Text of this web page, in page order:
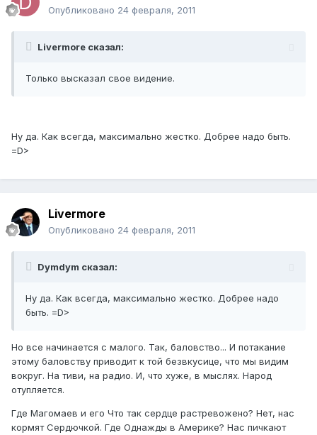
Опубликовано 24 февраля, 2011
Livermore сказал:
Только высказал свое видение.
Ну да. Как всегда, максимально жестко. Добрее надо быть.
=D>
Livermore
Опубликовано 24 февраля, 2011
Dymdym сказал:
Ну да. Как всегда, максимально жестко. Добрее надо
быть. =D>
Но все начинается с малого. Так, баловство... И потакание
этому баловству приводит к той безвкусице, что мы видим
вокруг. На тиви, на радио. И, что хуже, в мыслях. Народ
отупляется.
Где Магомаев и его Что так сердце растревожено? Нет, нас
кормят Сердючкой. Где Однажды в Америке? Нас пичкают